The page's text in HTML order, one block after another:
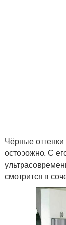
Чёрные оттенки
осторожно. С
смотрится в